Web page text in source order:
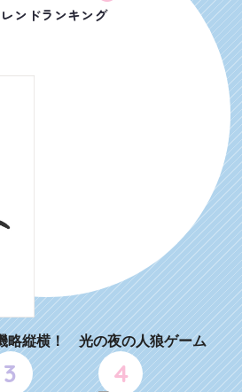
レンドランキング
縦横！ 光の夜の人狼ゲーム
3 4